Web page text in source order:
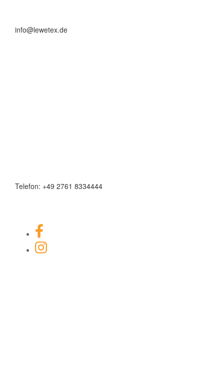
info@lewetex.de
Telefon: +49 2761 8334444
Facebook-Link
Instagram Link